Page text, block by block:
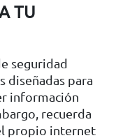
TU
seguridad
diseñadas para
información
recuerda
propio internet